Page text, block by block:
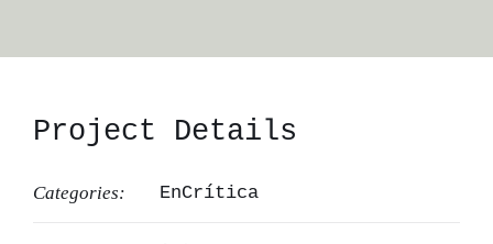
Project Details
Categories: EnCrítica